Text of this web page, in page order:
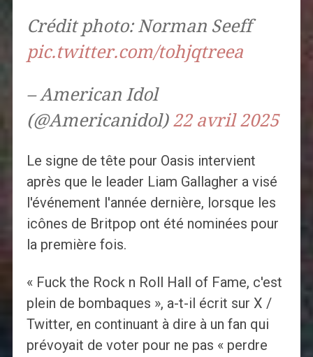
Crédit photo: Norman Seeff
pic.twitter.com/tohjqtreea
– American Idol
(@Americanidol) 22 avril 2025
Le signe de tête pour Oasis intervient
après que le leader Liam Gallagher a visé
l'événement l'année dernière, lorsque les
icônes de Britpop ont été nominées pour
la première fois.
« Fuck the Rock n Roll Hall of Fame, c'est
plein de bombaques », a-t-il écrit sur X /
Twitter, en continuant à dire à un fan qui
prévoyait de voter pour ne pas « perdre